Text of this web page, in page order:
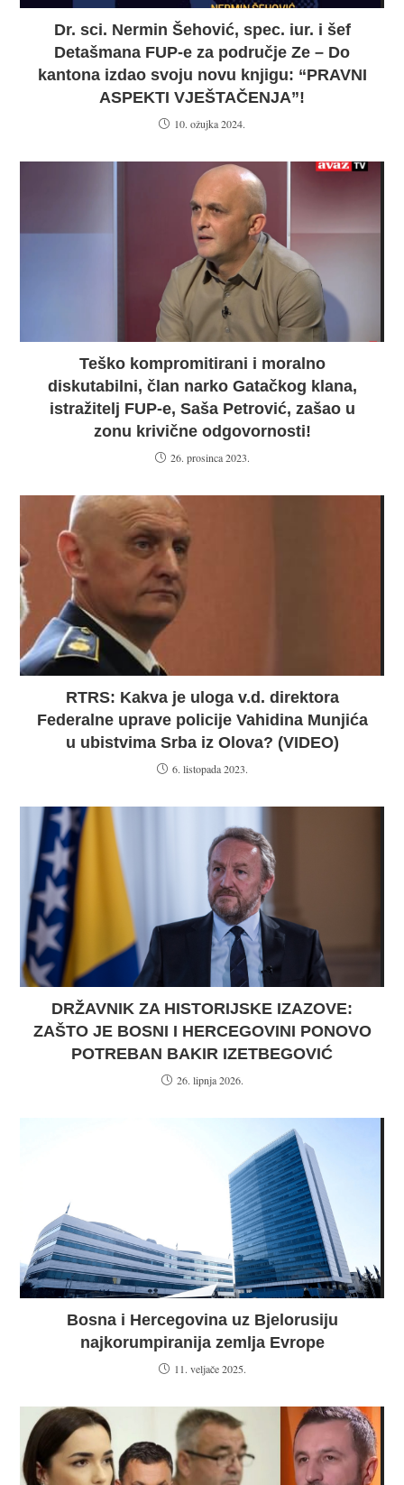
Dr. sci. Nermin Šehović, spec. iur. i šef
Detašmana FUP-e za područje Ze – Do
kantona izdao svoju novu knjigu: “PRAVNI
ASPEKTI VJEŠTAČENJA”!
10. ožujka 2024.
Teško kompromitirani i moralno
diskutabilni, član narko Gatačkog klana,
istražitelj FUP-e, Saša Petrović, zašao u
zonu krivične odgovornosti!
26. prosinca 2023.
RTRS: Kakva je uloga v.d. direktora
Federalne uprave policije Vahidina Munjića
u ubistvima Srba iz Olova? (VIDEO)
6. listopada 2023.
DRŽAVNIK ZA HISTORIJSKE IZAZOVE:
ZAŠTO JE BOSNI I HERCEGOVINI PONOVO
POTREBAN BAKIR IZETBEGOVIĆ
26. lipnja 2026.
Bosna i Hercegovina uz Bjelorusiju
najkorumpiranija zemlja Evrope
11. veljače 2025.